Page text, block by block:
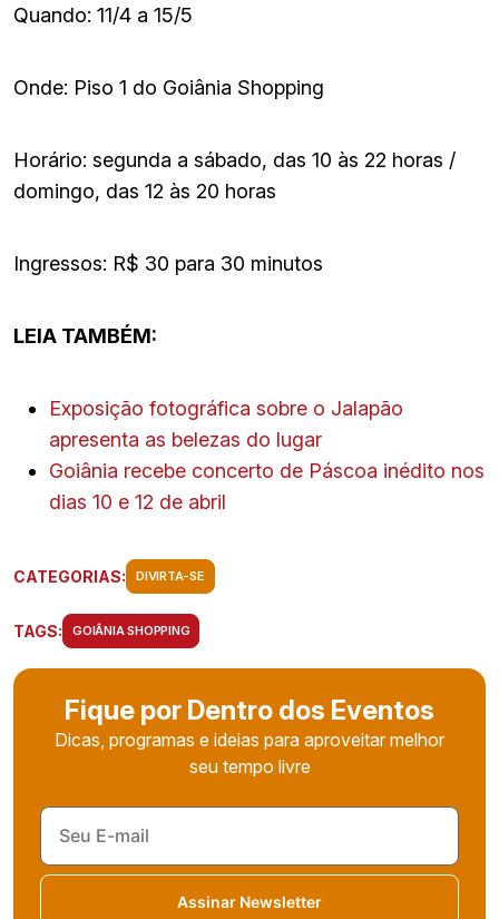
Quando: 11/4 a 15/5
Onde: Piso 1 do Goiânia Shopping
Horário: segunda a sábado, das 10 às 22 horas /
domingo, das 12 às 20 horas
Ingressos: R$ 30 para 30 minutos
LEIA TAMBÉM:
Exposição fotográfica sobre o Jalapão
apresenta as belezas do lugar
Goiânia recebe concerto de Páscoa inédito nos
dias 10 e 12 de abril
CATEGORIAS: DIVIRTA-SE
TAGS: GOIÂNIA SHOPPING
Fique por Dentro dos Eventos
Dicas, programas e ideias para aproveitar melhor
seu tempo livre
Assinar Newsletter